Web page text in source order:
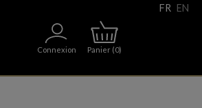
FR EN
Panier (0)
Connexion